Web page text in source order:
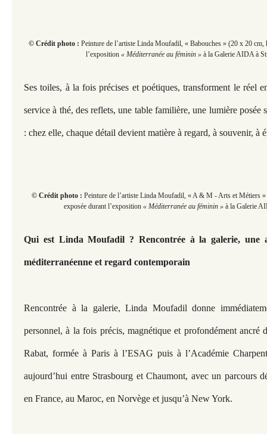
© Crédit photo : Peinture de l’artiste Linda Moufadil, « Babouches » (20 x 20 cm,
l’exposition « Méditerranée au féminin » à la Galerie AIDA à
Ses toiles, à la fois précises et poétiques, transforment le réel
service à thé, des reflets, une table familière, une lumière posée
: chez elle, chaque détail devient matière à regard, à souvenir, à
© Crédit photo : Peinture de l’artiste Linda Moufadil, « A & M - Arts et Métiers
exposée durant l’exposition « Méditerranée au féminin » à la Galerie
Qui est Linda Moufadil ? Rencontrée à la galerie, une
méditerranéenne et regard contemporain
Rencontrée à la galerie, Linda Moufadil donne
personnel, à la fois précis, magnétique et profondément ancré
Rabat, formée à Paris à l’ESAG puis à l’Académie
aujourd’hui entre Strasbourg et Chaumont, avec un parcours
en France, au Maroc, en Norvège et jusqu’à New York.